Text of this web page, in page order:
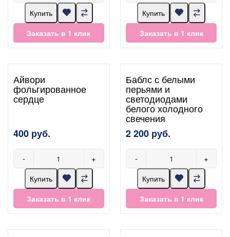
Купить
Заказать в 1 клик
Купить
Заказать в 1 клик
Айвори
фольгированное
сердце
400 руб.
- +
Купить
Заказать в 1 клик
Баблс с белыми
перьями и
светодиодами
белого холодного
свечения
2 200 руб.
- +
Купить
Заказать в 1 клик